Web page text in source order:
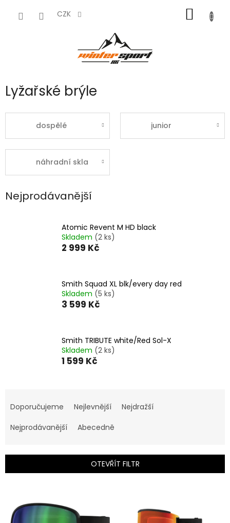
CZK
KOŠÍK
Lyžařské brýle
dospělé junior
náhradní skla
Nejprodávanější
Atomic Revent M HD black
Skladem (2 ks)
2 999 Kč
Smith Squad XL blk/every day red
Skladem (5 ks)
3 599 Kč
Smith TRIBUTE white/Red Sol-X
Skladem (2 ks)
1 599 Kč
a
e
í
r
Doporučujeme Nejlevnější
Nejdražší
Nejprodávanější
Abecedně
OTEVŘÍT FILTR